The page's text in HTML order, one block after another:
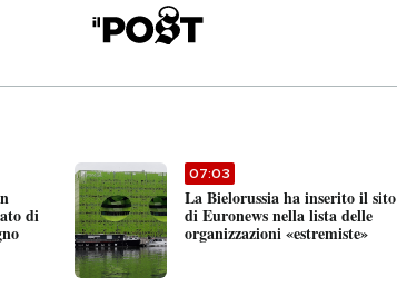
di
07:03
La Bielorussia ha inserito il sito
di Euronews nella lista delle
organizzazioni «estremiste»